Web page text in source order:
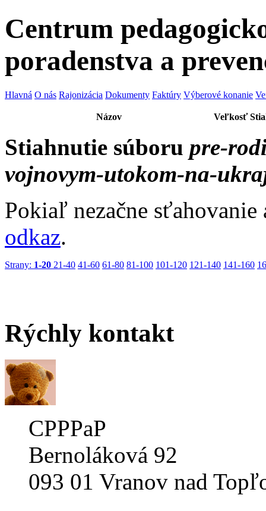
Centrum
poradenstva a
Hlavná O nás Rajonizácia Dokumenty Faktúry Výberové konanie
Názov Veľkosť
Stiahnutie súboru pre-
vojnovym-utokom-na-
Pokiaľ nezačne
odkaz.
Strany: 1-20 21-40 41-60 61-80 81-100 101-120 121-140 141-160
Rýchly kontakt
CPPPaP
Bernoláková 92
093 01 Vranov nad